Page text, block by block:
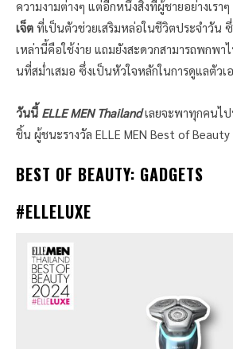
ความงามต่างๆ แต่อีกหนึ่งสิ่งที่ผู้ชายอย่างเรา
เจ็ต ที่เป็นตัวช่วยเสริมหล่อในชีวิตประจำวัน
เหล่านี้คือใช้ง่าย แถมยังสะดวกสามารถพกพา
นที่สม่ำเสมอ ซึ่งเป็นหัวใจหลักในการดูแลตัวเ
วันนี้ ELLE MEN Thailandเลยจะพาทุกคนไป
ชิ้น ผู้ชนะรางวัล ELLE MEN Best of
BEST OF BEAUTY: GADGETS
#ELLELUXE